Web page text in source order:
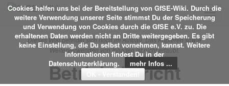
Dieses Wiki befindet sich noch im Aufbau. Das Kopieren sowie
Weiterverwenden von Inhalten ist nicht erlaubt.
Cookies helfen uns bei der Bereitstellung von GfSE-Wiki. Durch die
weitere Verwendung unserer Seite stimmst Du der Speicherung
und Verwendung von Cookies durch die GfSE e.V. zu. Die
erhaltenen Daten werden nicht an Dritte weitergegeben. Es gibt
keine Einstellung, die Du selbst vornehmen, kannst. Weitere
Informationen findest Du in der
Datenschutzerklärung.
mehr Infos ...
Betriebsbericht